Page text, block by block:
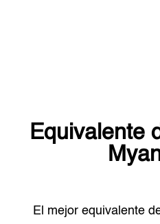
Equivalente
El mejor equivalente